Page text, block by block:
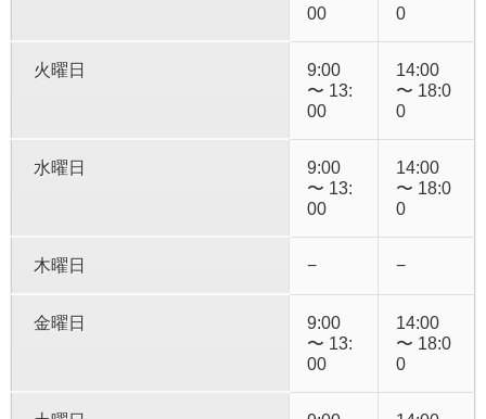
00
0
火曜日
9:00
〜 13:
00
14:00
〜 18:0
0
水曜日
9:00
〜 13:
00
14:00
〜 18:0
0
木曜日 − −
金曜日
9:00
〜 13:
00
14:00
〜 18:0
0